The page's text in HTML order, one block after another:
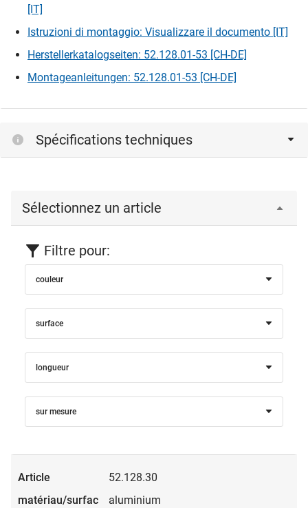
[IT]
Istruzioni di montaggio: Visualizzare il documento [IT]
Herstellerkatalogseiten: 52.128.01-53 [CH-DE]
Montageanleitungen: 52.128.01-53 [CH-DE]
Spécifications techniques
Sélectionnez un article
Filtre pour:
couleur
surface
longueur
sur mesure
52.128.30
aluminium